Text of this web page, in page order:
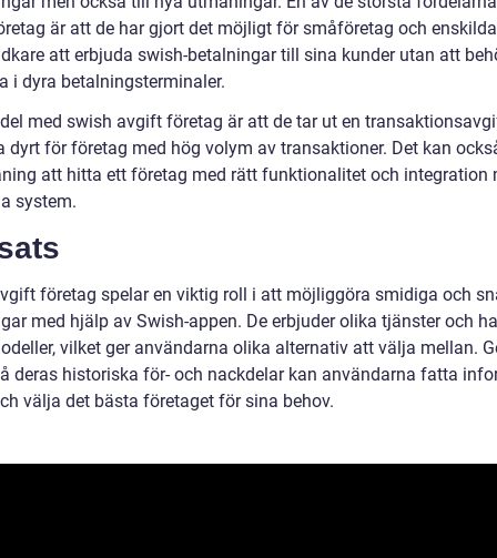
är att de har gjort det möjligt för småföretag och enskilda
att erbjuda swish-betalningar till sina kunder utan att
i dyra betalningsterminaler.
med swish avgift företag är att de tar ut en
dyrt för företag med hög volym av transaktioner. Det kan
att hitta ett företag med rätt funktionalitet och integration
system.
företag spelar en viktig roll i att möjliggöra smidiga och
med hjälp av Swish-appen. De erbjuder olika tjänster och
vilket ger användarna olika alternativ att välja mellan.
deras historiska för- och nackdelar kan användarna fatta
välja det bästa företaget för sina behov.